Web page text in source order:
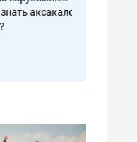
аксакалов и